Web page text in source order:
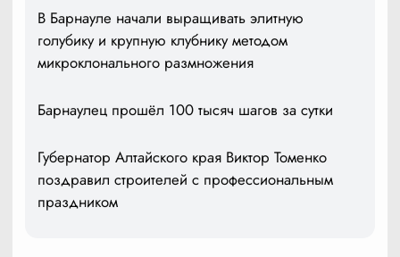
В Барнауле начали выращивать элитную
голубику и крупную клубнику методом
микроклонального размножения
Барнаулец прошёл 100 тысяч шагов за сутки
Губернатор Алтайского края Виктор Томенко
поздравил строителей с профессиональным
праздником